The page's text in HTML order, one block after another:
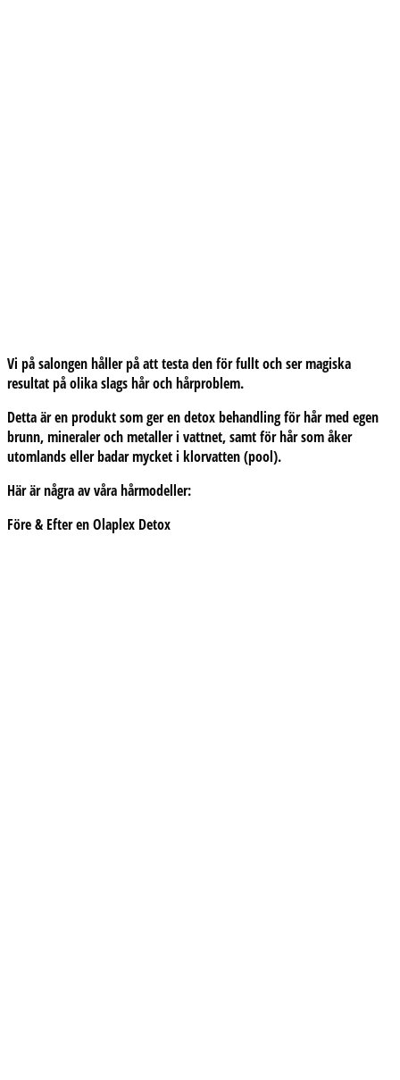
Vi på salongen håller på att testa den för fullt och ser magiska
resultat på olika slags hår och hårproblem.
Detta är en produkt som ger en detox behandling för hår med egen
brunn, mineraler och metaller i vattnet, samt för hår som åker
utomlands eller badar mycket i klorvatten (pool).
Här är några av våra hårmodeller:
Före & Efter en Olaplex Detox